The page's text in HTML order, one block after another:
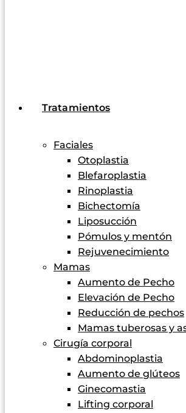
Tratamientos
Faciales
Otoplastia
Blefaroplastia
Rinoplastia
Bichectomía
Liposucción
Pómulos y mentón
Rejuvenecimiento
Mamas
Aumento de Pecho
Elevación de Pecho
Reducción de pechos
Mamas tuberosas y
Cirugía corporal
Abdominoplastia
Aumento de glúteos
Ginecomastia
Lifting corporal